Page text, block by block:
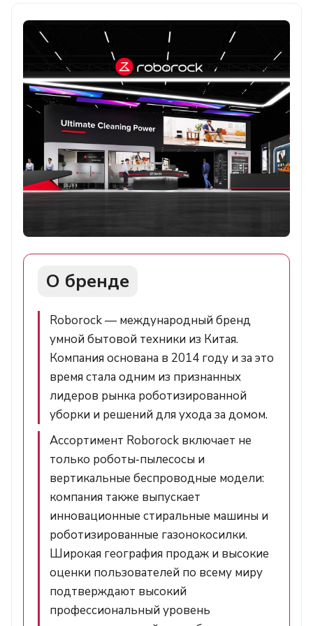
О бренде
Roborock — международный бренд
умной бытовой техники из Китая.
Компания основана в 2014 году и за это
время стала одним из признанных
лидеров рынка роботизированной
уборки и решений для ухода за домом.
Ассортимент Roborock включает не
только роботы‑пылесосы и
вертикальные беспроводные модели:
компания также выпускает
инновационные стиральные машины и
роботизированные газонокосилки.
Широкая география продаж и высокие
оценки пользователей по всему миру
подтверждают высокий
профессиональный уровень